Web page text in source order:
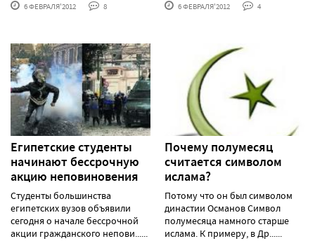
6 ФЕВРАЛЯ'2012 8 6 ФЕВРАЛЯ'2012 4
Египетские студенты
начинают бессрочную
акцию неповиновения
Студенты большинства
египетских вузов объявили
сегодня о начале бессрочной
акции гражданского непови......
Почему полумесяц
считается символом
ислама?
Потому что он был символом
династии Османов Символ
полумесяца намного старше
ислама. К примеру, в Др......